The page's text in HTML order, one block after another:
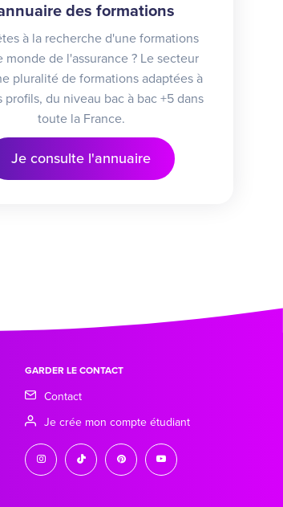
des formations
à la recherche d'une formations
monde de l'assurance ? Le secteur
pluralité de formations adaptées à
profils, du niveau bac à bac +5 dans
toute la France.
Je consulte l'annuaire
GARDER LE CONTACT
Contact
Je crée mon compte étudiant
instagram tiktok pinterest youtube